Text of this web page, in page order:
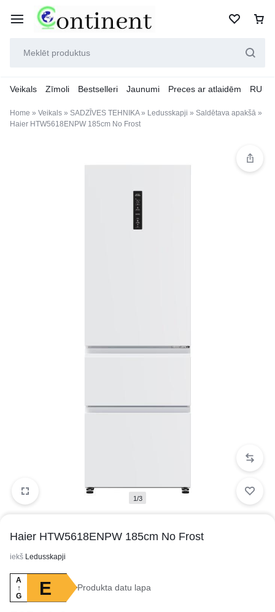
Veikals Zīmoli Bestselleri Jaunumi Preces ar atlaidēm RU
Home » Veikals » SADZĪVES TEHNIKA» Ledusskapji » Saldētava apakšā »
Haier HTW5618ENPW 185cm No Frost
1/3
Haier HTW5618ENPW 185cm No Frost
iekš Ledusskapji
A
↑
G
E Produkta datu lapa